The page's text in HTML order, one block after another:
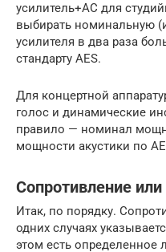
усилитель+АС для
выбирать номинальную
усилителя в два раза
стандарту AES.
Для концертной
голос и динамические
правило — номинал
мощности акустики по
Сопротивление
Итак, по порядку.
одних случаях
этом есть определенное